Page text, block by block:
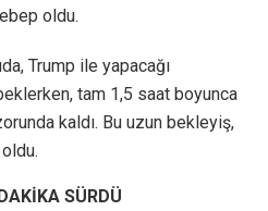
oldu.
Trump ile yapacağı
tam 1,5 saat boyunca
kaldı. Bu uzun bekleyiş,
SÜRDÜ